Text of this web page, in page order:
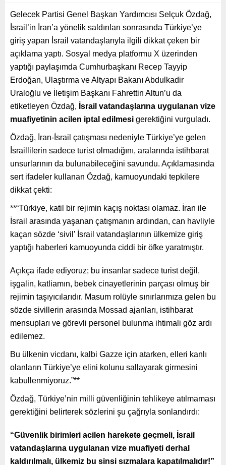
Gelecek Partisi Genel Başkan Yardımcısı Selçuk Özdağ,
İsrail’in İran’a yönelik saldırıları sonrasında Türkiye’ye
giriş yapan İsrail vatandaşlarıyla ilgili dikkat çeken bir
açıklama yaptı. Sosyal medya platformu X üzerinden
yaptığı paylaşımda Cumhurbaşkanı Recep Tayyip
Erdoğan, Ulaştırma ve Altyapı Bakanı Abdulkadir
Uraloğlu ve İletişim Başkanı Fahrettin Altun’u da
etiketleyen Özdağ, İsrail vatandaşlarına uygulanan vize
muafiyetinin acilen iptal edilmesi gerektiğini vurguladı.
Özdağ, İran-İsrail çatışması nedeniyle Türkiye’ye gelen
İsraillilerin sadece turist olmadığını, aralarında istihbarat
unsurlarının da bulunabileceğini savundu. Açıklamasında
sert ifadeler kullanan Özdağ, kamuoyundaki tepkilere
dikkat çekti:
**“Türkiye, katil bir rejimin kaçış noktası olamaz. İran ile
İsrail arasında yaşanan çatışmanın ardından, can havliyle
kaçan sözde ‘sivil’ İsrail vatandaşlarının ülkemize giriş
yaptığı haberleri kamuoyunda ciddi bir öfke yaratmıştır.
Açıkça ifade ediyoruz; bu insanlar sadece turist değil,
işgalin, katliamın, bebek cinayetlerinin parçası olmuş bir
rejimin taşıyıcılarıdır. Masum rolüyle sınırlarımıza gelen bu
sözde sivillerin arasında Mossad ajanları, istihbarat
mensupları ve görevli personel bulunma ihtimali göz ardı
edilemez.
Bu ülkenin vicdanı, kalbi Gazze için atarken, elleri kanlı
olanların Türkiye’ye elini kolunu sallayarak girmesini
kabullenmiyoruz.”**
Özdağ, Türkiye’nin milli güvenliğinin tehlikeye atılmaması
gerektiğini belirterek sözlerini şu çağrıyla sonlandırdı:
“Güvenlik birimleri acilen harekete geçmeli, İsrail
vatandaşlarına uygulanan vize muafiyeti derhal
kaldırılmalı, ülkemiz bu sinsi sızmalara kapatılmalıdır!”